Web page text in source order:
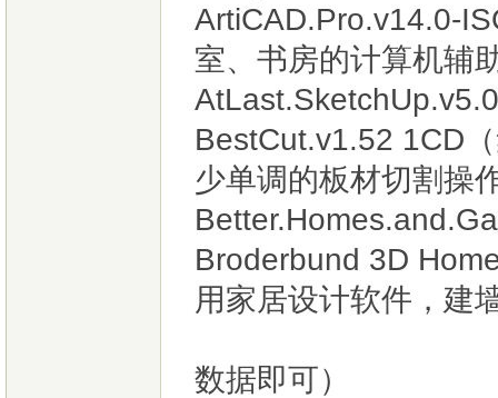
ArtiCAD.Pro.v14.0-
室、书房的计算机辅
BestCut.v1.52 1CD
少单调的板材切割操
Broderbund 3D
用家居设计软件，建
数据即可）